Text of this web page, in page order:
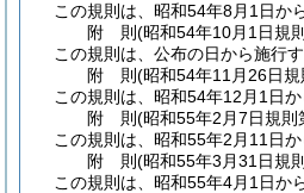
この規則は、昭和54年8月1日か
附 則(昭和54年10月1日規
この規則は、公布の日から施行す
附 則(昭和54年11月26日規
この規則は、昭和54年12月1日か
附 則(昭和55年2月7日規則
この規則は、昭和55年2月11日か
附 則(昭和55年3月31日規
この規則は、昭和55年4月1日か